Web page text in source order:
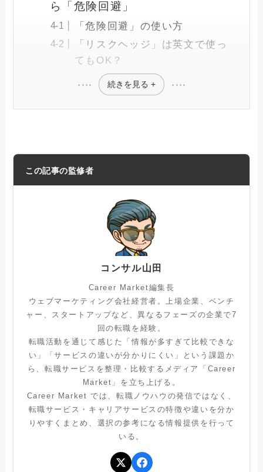
ら「危険回避」
「危険回避」の使い方
「リスクヘッジ」は英文で使っ
てもOK？
続きを見る +
この記事の監修者
コンサル山田
Career Market編集長
ウェブマーケティング会社経営者。上場企業、ベンチ
ャー、スタートアップなど、異なるフェーズの企業で7
回の転職を経験。
転職活動を通じて感じた「情報が多すぎて比較できな
い」「サービスの違いが分かりにくい」という課題か
ら、転職サービスを整理・比較するメディア「Career
Market」を立ち上げる。
Career Market では、転職ノウハウの発信ではなく、
転職サービス・キャリアサービスの特徴や違いを分か
りやすくまとめ、選択の参考になる情報提供を行って
いる。